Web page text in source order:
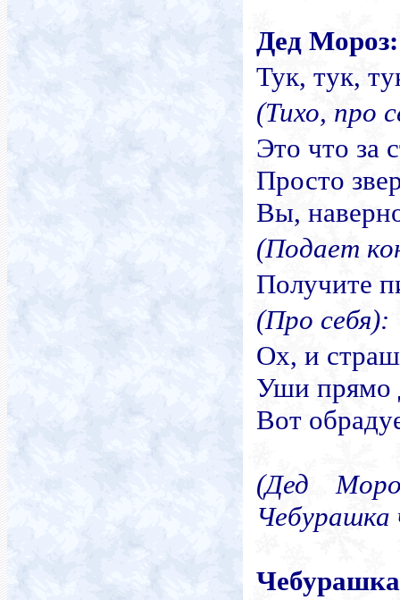
Дед Мороз:
Тук, тук,
(Тихо, про
Это что за
Просто
Вы,
(Подает
Получите
(Про себя):
Ох, и
Уши прямо
Вот
(Дед